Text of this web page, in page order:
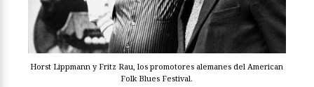
Horst Lippmann y Fritz Rau, los promotores alemanes del American
Folk Blues Festival.